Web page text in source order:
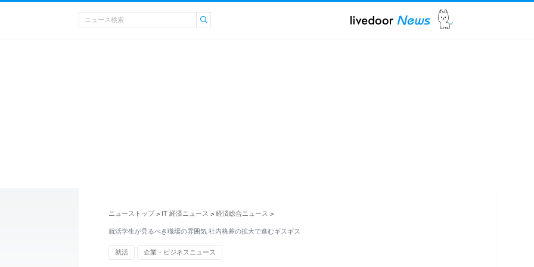
ニューストップ > IT 経済ニュース > 経済総合ニュース >
就活学生が見るべき職場の雰囲気 社内格差の拡大で進むギスギス
就活 企業・ビジネスニュース